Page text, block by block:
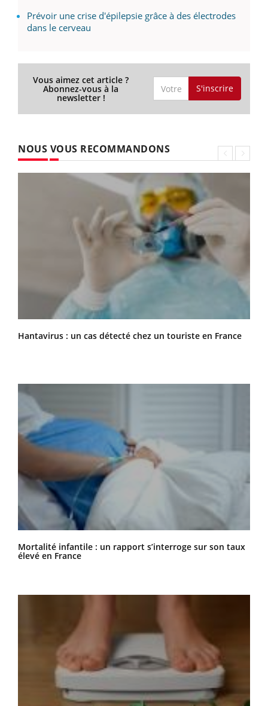
Prévoir une crise d'épilepsie grâce à des électrodes
dans le cerveau
Vous aimez cet article ?
Abonnez-vous à la
newsletter !
S'inscrire
NOUS VOUS RECOMMANDONS
Hantavirus : un cas détecté chez un touriste en France
Mortalité infantile : un rapport s’interroge sur son taux
élevé en France